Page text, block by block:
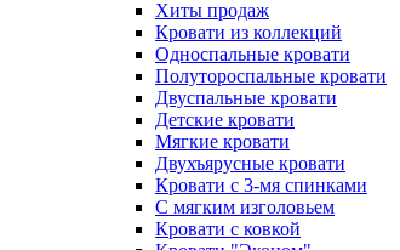
Хиты продаж
Кровати из коллекций
Односпальные кровати
Полутороспальные кровати
Двуспальные кровати
Детские кровати
Мягкие кровати
Двухъярусные кровати
Кровати с 3-мя спинками
С мягким изголовьем
Кровати с ковкой